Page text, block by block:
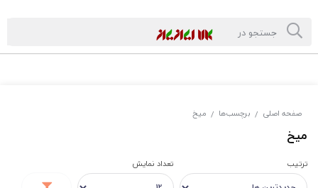
صفحه اصلی / برچسب‌ها / میخ
میخ
ترتیب تعداد نمایش